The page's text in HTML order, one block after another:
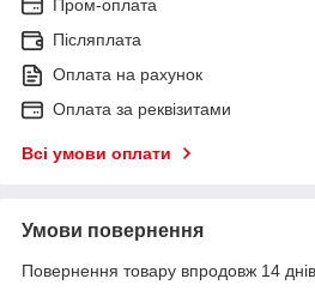
Пром-оплата
Післяплата
Оплата на рахунок
Оплата за реквізитами
Всі умови оплати
Умови повернення
Повернення товару впродовж 14